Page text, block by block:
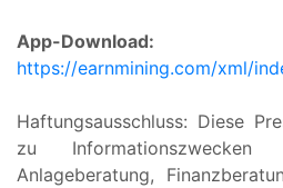
App-Download:
https://earnmining.com/xml/
Haftungsausschluss: Diese
zu
Anlageberatung,